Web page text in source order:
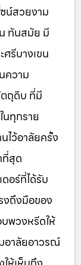
น์สวยงาม
ทันสมัย มี
รีบางเขน
ความ
ถุดิบ ที่มี
นทุกราย
ไว้อาลัยครั้ง
ที่สุด
อร์ที่ได้รับ
ถึงมือของ
พวงหรีดให้
อาลัยอาวรณ์